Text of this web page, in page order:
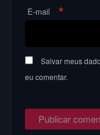
E-mail *
Salvar meus
eu comentar.